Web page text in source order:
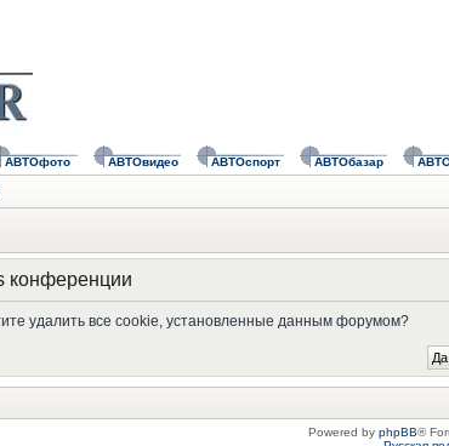
АВТОфото АВТОвидео АВТОспорт АВТОбазар
конференции
удалить все cookie, установленные данным форумом?
Powered by phpBB®